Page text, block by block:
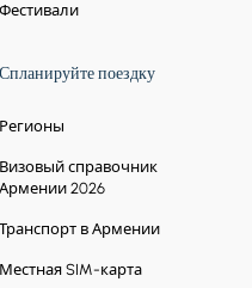
Фестивали
Спланируйте поездку
Регионы
Визовый справочник
Армении 2026
Транспорт в Армении
Местная SIM-карта